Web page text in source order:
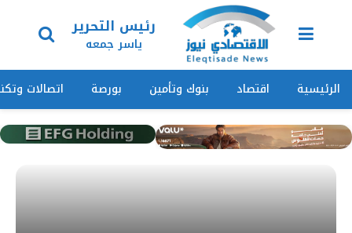
رئيس التحرير
ياسر جمعه
الرئيسية اقتصاد بنوك وتأمين بورصة اتصالات